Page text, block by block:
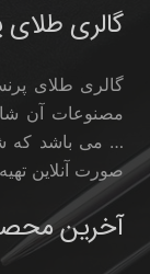
گالری
گالری طلای
مصنوعات آن
… می باشد که
صورت آنلاین
آخرین